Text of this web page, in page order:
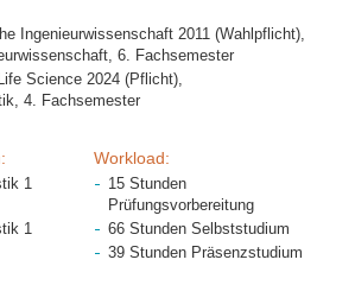
Ingenieurwissenschaft 2011 (Wahlpflicht),
6. Fachsemester
Science 2024 (Pflicht),
4. Fachsemester
1
1
Workload:
15 Stunden
Prüfungsvorbereitung
66 Stunden Selbststudium
39 Stunden Präsenzstudium